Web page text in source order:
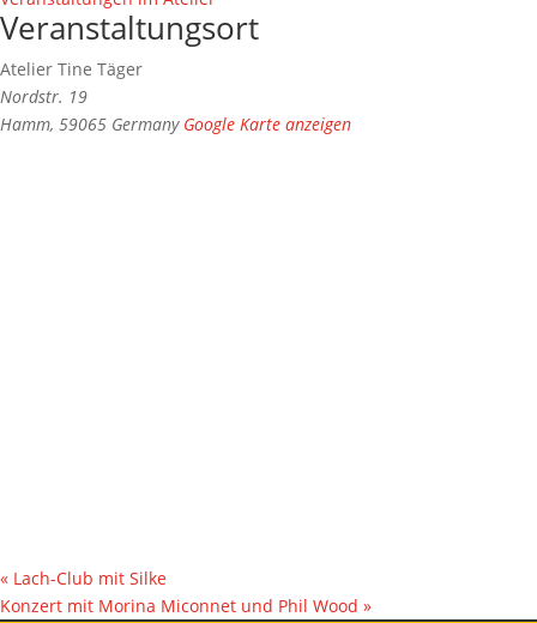
Veranstaltungsort
Atelier Tine Täger
Nordstr. 19
Hamm, 59065 Germany Google Karte anzeigen
« Lach-Club mit Silke
Konzert mit Morina Miconnet und Phil Wood »